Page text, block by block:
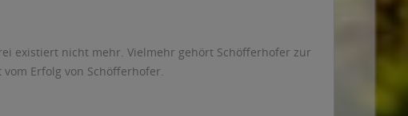
existiert nicht mehr. Vielmehr gehört Schöfferhofer zur
Erfolg von Schöfferhofer.